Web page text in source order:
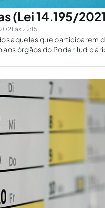
(Lei 14.195/
às 22:15
aqueles que participarem
órgãos do Poder